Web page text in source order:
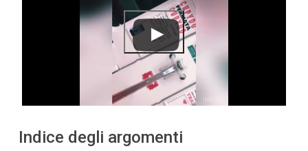
Indice degli argomenti